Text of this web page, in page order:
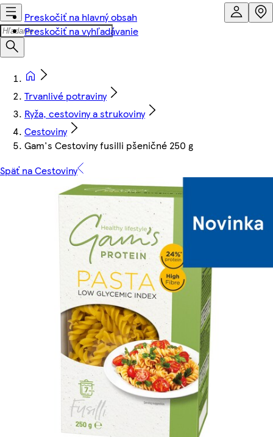
Preskočiť na hlavný obsah
Preskočiť na vyhľadávanie
Trvanlivé potraviny
Ryža, cestoviny a strukoviny
Cestoviny
Gam's Cestoviny fusilli pšeničné 250 g
Späť na Cestoviny